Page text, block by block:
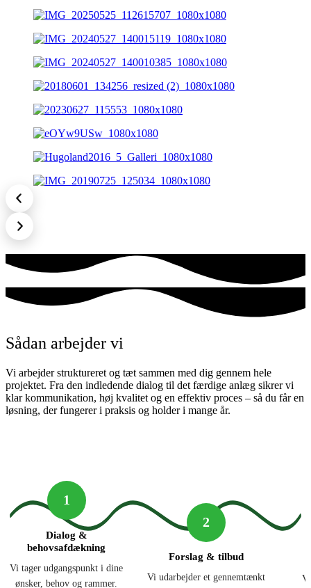
Sådan arbejder vi
Vi arbejder struktureret og tæt sammen med dig gennem hele
projektet. Fra den indledende dialog til det færdige anlæg sikrer vi
klar kommunikation, høj kvalitet og en effektiv proces – så du får en
løsning, der fungerer i praksis og holder i mange år.
1
Dialog &
behovsafdækning
Vi tager udgangspunkt i dine
ønsker, behov og rammer.
2
Forslag & tilbud
Vi udarbejder et gennemtænkt